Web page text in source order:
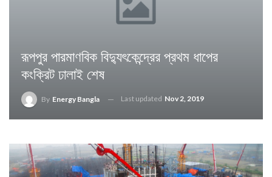
রূপপুর পারমাণবিক বিদ্যুৎকেন্দ্রের প্রথম ধাপের
কংক্রিট ঢালাই শেষ
By Energy Bangla Last updated Nov 2, 2019